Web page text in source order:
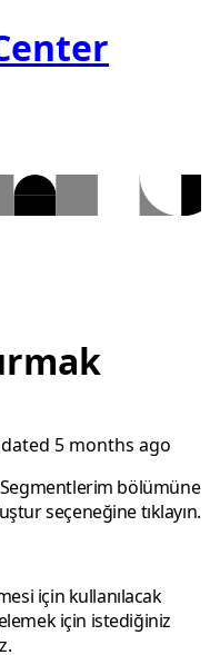
5 months ago
Segmentlerim bölümüne
seçeneğine tıklayın.
için kullanılacak
için istediğiniz